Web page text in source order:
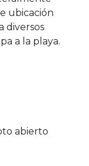
ubicación
diversos
a la playa.
abierto